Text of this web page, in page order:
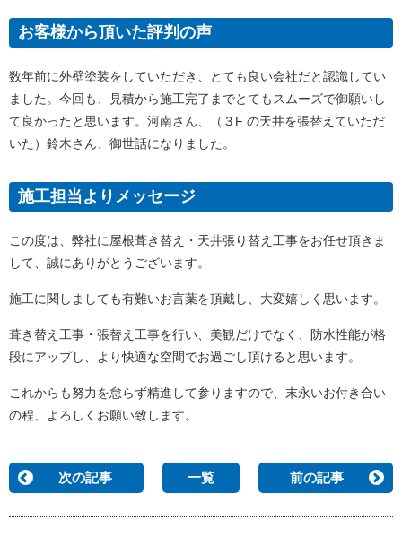
お客様から頂いた評判の声
数年前に外壁塗装をしていただき、とても良い会社だと認識してい
ました。今回も、見積から施工完了までとてもスムーズで御願いし
て良かったと思います。河南さん、（３F の天井を張替えていただ
いた）鈴木さん、御世話になりました。
施工担当よりメッセージ
この度は、弊社に屋根葺き替え・天井張り替え工事をお任せ頂きま
して、誠にありがとうございます。
施工に関しましても有難いお言葉を頂戴し、大変嬉しく思います。
葺き替え工事・張替え工事を行い、美観だけでなく、防水性能が格
段にアップし、より快適な空間でお過ごし頂けると思います。
これからも努力を怠らず精進して参りますので、末永いお付き合い
の程、よろしくお願い致します。
次の記事 一覧 前の記事